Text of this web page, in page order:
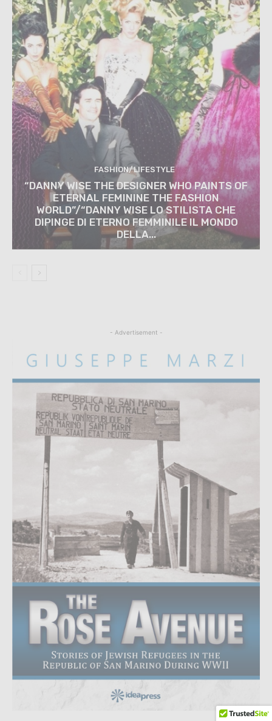
FASHION/LIFESTYLE
“DANNY WISE THE DESIGNER WHO PAINTS OF
ETERNAL FEMININE THE FASHION
WORLD”/“DANNY WISE LO STILISTA CHE
DIPINGE DI ETERNO FEMMINILE IL MONDO
DELLA...
- Advertisement -